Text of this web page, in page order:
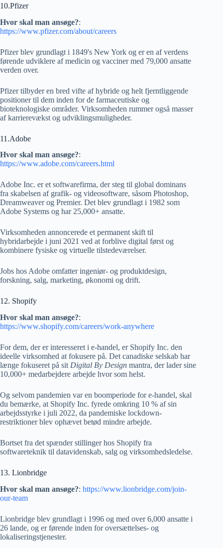
10.Pfizer
Hvor skal man ansøge?:
https://www.pfizer.com/about/careers
Pfizer blev grundlagt i 1849's New York og er en af ​​verdens
førende udviklere af medicin og vacciner med 79,000 ansatte
verden over.
Pfizer tilbyder en bred vifte af hybride og helt fjerntliggende
positioner til dem inden for de farmaceutiske og
bioteknologiske områder. Virksomheden rummer også masser
af karrierevækst og udviklingsmuligheder.
11.Adobe
Hvor skal man ansøge?:
https://www.adobe.com/careers.html
Adobe Inc. er et softwarefirma, der steg til global dominans
fra skabelsen af ​​grafik- og videosoftware, såsom Photoshop,
Dreamweaver og Premier. Det blev grundlagt i 1982 som
Adobe Systems og har 25,000+ ansatte.
Virksomheden annoncerede et permanent skift til
hybridarbejde i juni 2021 ved at forblive digital først og
kombinere fysiske og virtuelle tilstedeværelser.
Jobs hos Adobe omfatter ingeniør- og produktdesign,
forskning, salg, marketing, økonomi og drift.
12. Shopify
Hvor skal man ansøge?:
https://www.shopify.com/careers/work-anywhere
For dem, der er interesseret i e-handel, er Shopify Inc. den
ideelle virksomhed at fokusere på. Det canadiske selskab har
længe fokuseret på sit Digital By Design mantra, der lader sine
10,000+ medarbejdere arbejde hvor som helst.
Og selvom pandemien var en boomperiode for e-handel, skal
du bemærke, at Shopify Inc. fyrede omkring 10 % af sin
arbejdsstyrke i juli 2022, da pandemiske lockdown-
restriktioner blev ophævet betød mindre arbejde.
Bortset fra det spænder stillinger hos Shopify fra
softwareteknik til datavidenskab, salg og virksomhedsledelse.
13. Lionbridge
Hvor skal man ansøge?: https://www.lionbridge.com/join-
our-team
Lionbridge blev grundlagt i 1996 og med over 6,000 ansatte i
26 lande, og er førende inden for oversættelses- og
lokaliseringstjenester.